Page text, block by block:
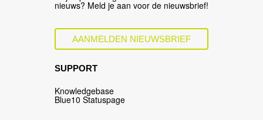
nieuws? Meld je aan voor de nieuwsbrief!
AANMELDEN NIEUWSBRIEF
SUPPORT
Knowledgebase
Blue10 Statuspage